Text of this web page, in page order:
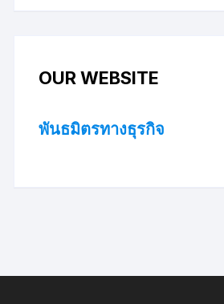
OUR WEBSITE
พันธมิตรทางธุรกิจ